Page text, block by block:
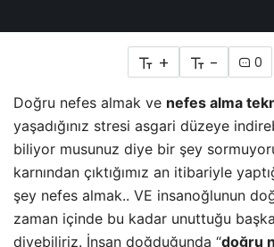
+ - 0
Doğru nefes almak ve nefes alma
yaşadığınız stresi asgari düzeye
biliyor musunuz diye bir şey
karnından çıktığımız an itibariyle
şey nefes almak.. VE insanoğlunun
zaman içinde bu kadar unuttuğu
diyebiliriz. İnsan doğduğunda “doğru